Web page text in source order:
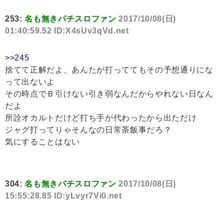
253:名も無きパチスロファン 2017/10/08(日)
01:40:59.52 ID:X4sUv3qVd.net
>>245
捨てて正解だよ、あんたが打っててもその予想通りにな
って出ないよ
その時点でＢ引けない引き弱なんだからやれない日なん
だよ
所詮オカルトだけど打ち手が代わったから出ただけ
ジャグ打ってりゃそんなの日常茶飯事だろ？
気にすることはない
304:名も無きパチスロファン 2017/10/08(日)
15:55:28.85 ID:yLvyr7Vi0.net